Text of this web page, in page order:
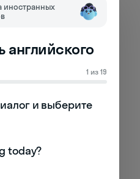
иностранных
английского
1 из 19
и выберите